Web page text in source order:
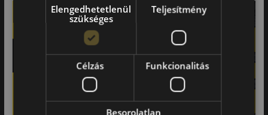
a vásárlók közül ajánlaná ismerősének ezt a boltot.
21659
vélemény alapján
Laca
Elengedhetetlenül
szükséges
Teljesítmény
Célzás Funkcionalitás
Besorolatlan